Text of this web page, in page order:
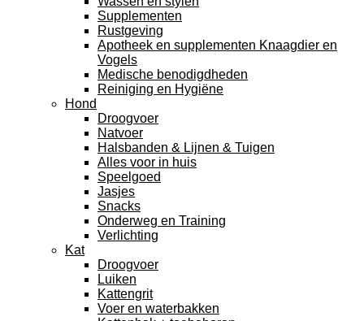
Supplementen
Rustgeving
Apotheek en supplementen Knaagdier en
Vogels
Medische benodigdheden
Reiniging en Hygiëne
Hond
Droogvoer
Natvoer
Halsbanden & Lijnen & Tuigen
Alles voor in huis
Speelgoed
Jasjes
Snacks
Onderweg en Training
Verlichting
Kat
Droogvoer
Luiken
Kattengrit
Voer en waterbakken